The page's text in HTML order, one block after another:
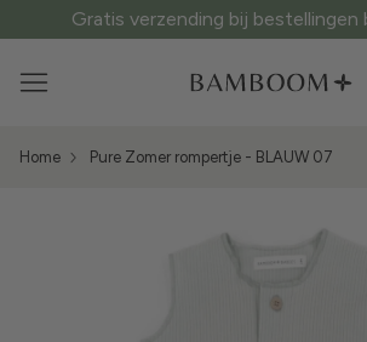
Gratis verzending bij
Home Pure Zomer rompertje - BLAUW 07